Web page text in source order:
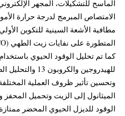
الماسح للتشكيلات، المجهر
الامتصاص المبرمج لدرجة حرارة
مطافية الأشعة السينية للتكوين
كما تم تحليل الوقود الحيوي
للهيدروجين
وتحسين تأثير ظروف العملية
الميثانول إلى الزيت وتحميل
الوقود للديزل الحيوي المحضر ممتازة